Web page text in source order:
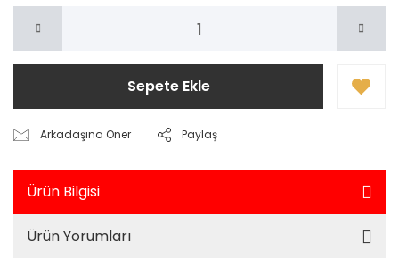
Sepete Ekle
Arkadaşına Öner Paylaş
Ürün Bilgisi
Ürün Yorumları